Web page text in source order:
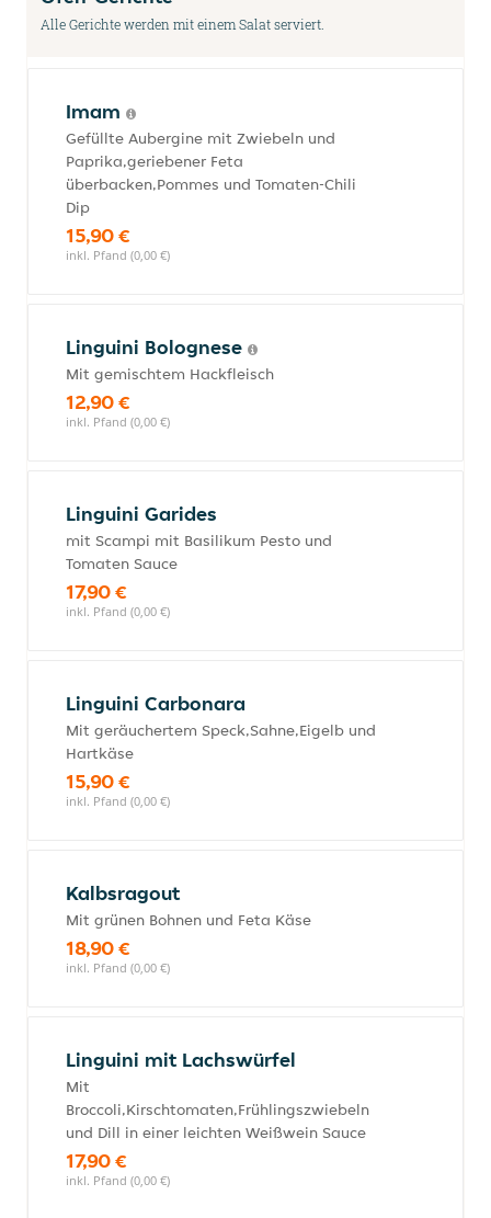
Alle Gerichte werden mit einem Salat serviert.
Imam
Gefüllte Aubergine mit Zwiebeln und
Paprika,geriebener Feta
überbacken,Pommes und Tomaten-Chili
Dip
15,90 €
inkl. Pfand (0,00 €)
Linguini Bolognese
Mit gemischtem Hackfleisch
12,90 €
inkl. Pfand (0,00 €)
Linguini Garides
mit Scampi mit Basilikum Pesto und
Tomaten Sauce
17,90 €
inkl. Pfand (0,00 €)
Linguini Carbonara
Mit geräuchertem Speck,Sahne,Eigelb und
Hartkäse
15,90 €
inkl. Pfand (0,00 €)
Kalbsragout
Mit grünen Bohnen und Feta Käse
18,90 €
inkl. Pfand (0,00 €)
Linguini mit Lachswürfel
Mit
Broccoli,Kirschtomaten,Frühlingszwiebeln
und Dill in einer leichten Weißwein Sauce
17,90 €
inkl. Pfand (0,00 €)